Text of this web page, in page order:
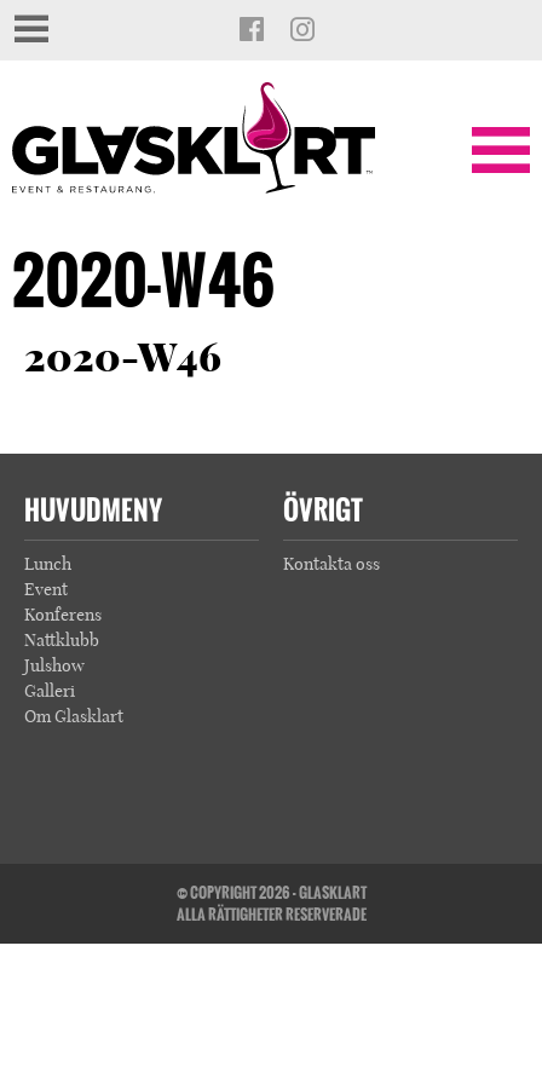
2020-W46
2020-W46
HUVUDMENY
Lunch
Event
Konferens
Nattklubb
Julshow
Galleri
Om Glasklart
ÖVRIGT
Kontakta oss
© COPYRIGHT 2026 - GLASKLART
ALLA RÄTTIGHETER RESERVERADE